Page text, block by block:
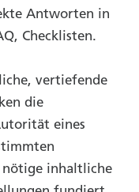
Antworten in
Checklisten.
vertiefende
die
eines
nötige inhaltliche